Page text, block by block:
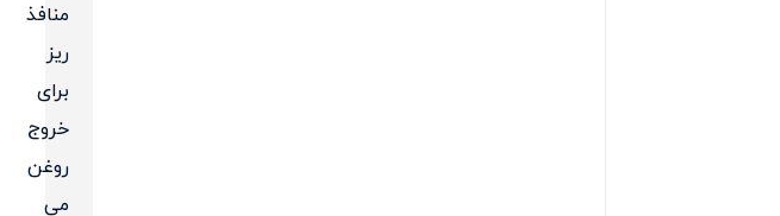
منافذ
ریز
برای
خروج
روغن
می